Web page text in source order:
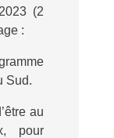
(2
:
Sud.
au
pour